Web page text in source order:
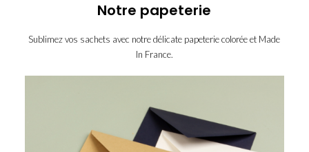
Notre papeterie
Sublimez vos sachets avec notre délicate papeterie colorée et Made
In France.